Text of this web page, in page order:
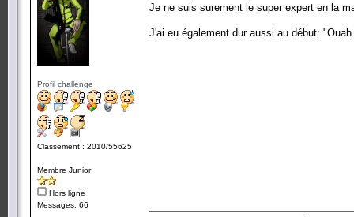
Profil challenge
Classement : 2010/55625
Membre Junior
Hors ligne
Messages: 66
Je ne suis surement le super expert en la
J'ai eu également dur aussi au début: